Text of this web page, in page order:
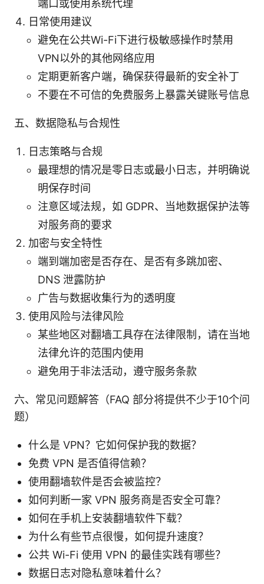
端口或使用系统代理
日常使用建议
避免在公共Wi-Fi下进行极敏感操作时禁用
VPN以外的其他网络应用
定期更新客户端，确保获得最新的安全补丁
不要在不可信的免费服务上暴露关键账号信息
五、数据隐私与合规性
日志策略与合规
最理想的情况是零日志或最小日志，并明确说
明保存时间
注意区域法规，如 GDPR、当地数据保护法等
对服务商的要求
加密与安全特性
端到端加密是否存在、是否有多跳加密、
DNS 泄露防护
广告与数据收集行为的透明度
使用风险与法律风险
某些地区对翻墙工具存在法律限制，请在当地
法律允许的范围内使用
避免用于非法活动，遵守服务条款
六、常见问题解答（FAQ 部分将提供不少于10个问
题）
什么是 VPN？它如何保护我的数据？
免费 VPN 是否值得信赖？
使用翻墙软件是否会被监控？
如何判断一家 VPN 服务商是否安全可靠？
如何在手机上安装翻墙软件下载？
为什么有些节点很慢，如何提升速度？
公共 Wi-Fi 使用 VPN 的最佳实践有哪些？
数据日志对隐私意味着什么？